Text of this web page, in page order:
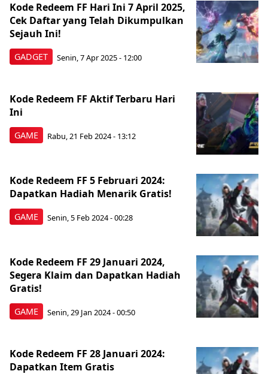
GADGET
Kode Redeem FF Hari Ini 7 April 2025,
Cek Daftar yang Telah Dikumpulkan
Sejauh Ini!
Senin, 7 Apr 2025 - 12:00
GAME
Kode Redeem FF Aktif Terbaru Hari
Ini
Rabu, 21 Feb 2024 - 13:12
GAME
Kode Redeem FF 5 Februari 2024:
Dapatkan Hadiah Menarik Gratis!
Senin, 5 Feb 2024 - 00:28
GAME
Kode Redeem FF 29 Januari 2024,
Segera Klaim dan Dapatkan Hadiah
Gratis!
Senin, 29 Jan 2024 - 00:50
Kode Redeem FF 28 Januari 2024:
Dapatkan Item Gratis